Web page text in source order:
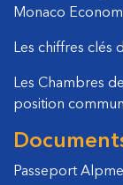
Monaco
Les chiffres clés
Les Chambres
position
Passeport